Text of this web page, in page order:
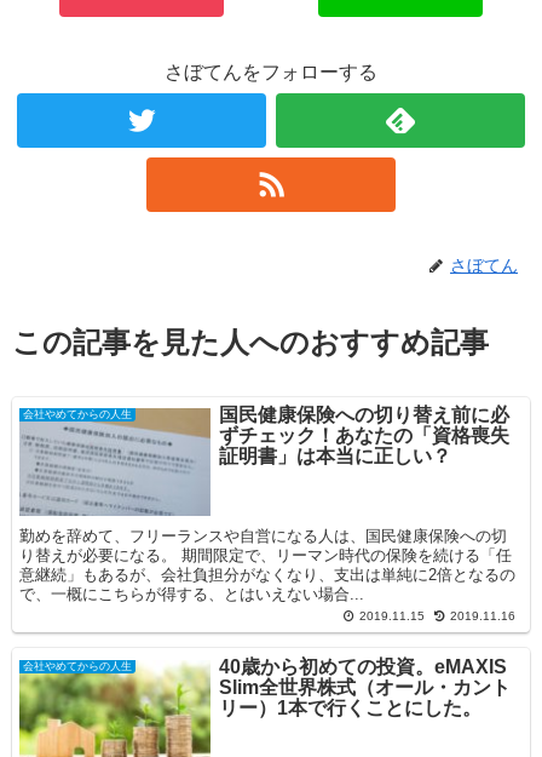
さぼてんをフォローする
さぼてん
この記事を見た人へのおすすめ記事
会社やめてからの人生
国民健康保険への切り替え前に必
ずチェック！あなたの「資格喪失
証明書」は本当に正しい？
勤めを辞めて、フリーランスや自営になる人は、国民健康保険への切
り替えが必要になる。 期間限定で、リーマン時代の保険を続ける「任
意継続」もあるが、会社負担分がなくなり、支出は単純に2倍となるの
で、一概にこちらが得する、とはいえない場合...
2019.11.15 2019.11.16
会社やめてからの人生
40歳から初めての投資。eMAXIS
Slim全世界株式（オール・カント
リー）1本で行くことにした。